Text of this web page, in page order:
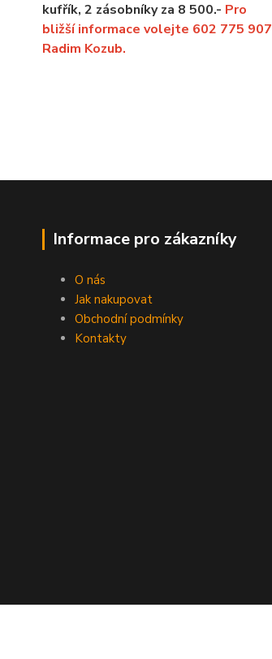
kufřík, 2 zásobníky za 8 500.- Pro
bližší informace volejte 602 775 907
Radim Kozub.
Informace pro zákazníky
O nás
Jak nakupovat
Obchodní podmínky
Kontakty